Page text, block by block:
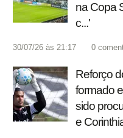
na Copa
c...'
30/07/26 às 21:17 0
Reforço
formado
sido
e